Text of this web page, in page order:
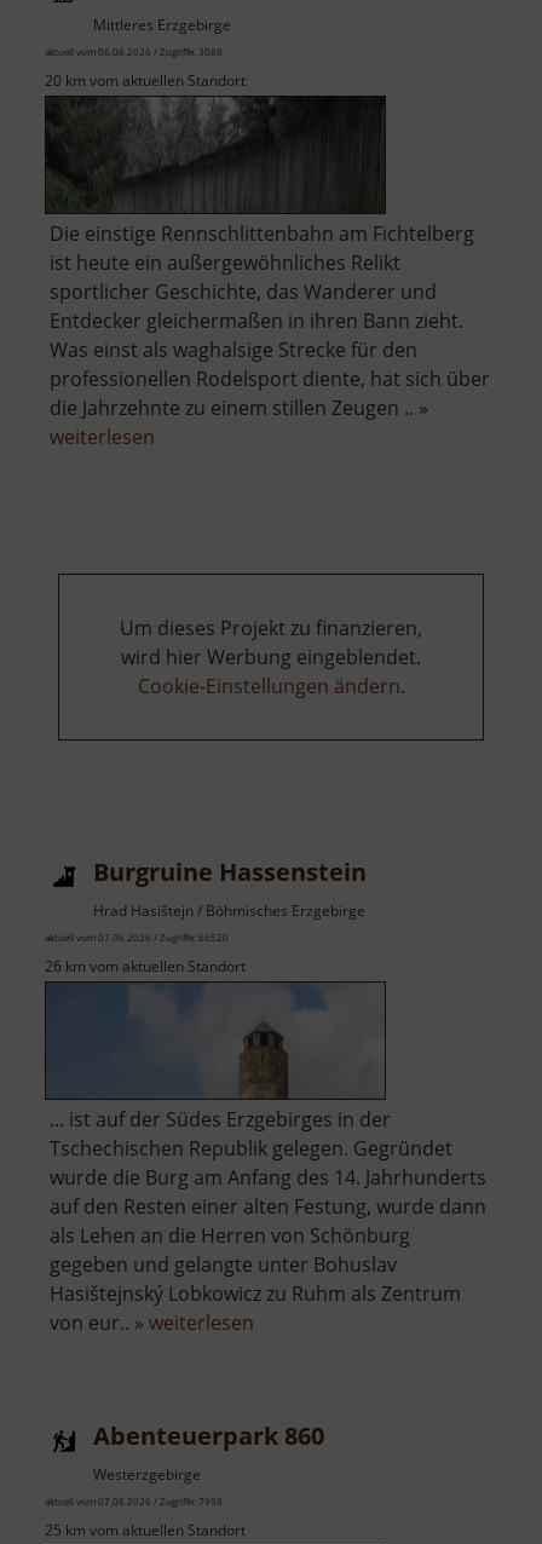
Mittleres Erzgebirge
aktuell vom 06.06.2026 / Zugriffe: 3088
20 km vom aktuellen Standort
Die einstige Rennschlittenbahn am Fichtelberg
ist heute ein außergewöhnliches Relikt
sportlicher Geschichte, das Wanderer und
Entdecker gleichermaßen in ihren Bann zieht.
Was einst als waghalsige Strecke für den
professionellen Rodelsport diente, hat sich über
die Jahrzehnte zu einem stillen Zeugen .. »
weiterlesen
Um dieses Projekt zu finanzieren,
wird hier Werbung eingeblendet.
Cookie-Einstellungen ändern.
Burgruine Hassenstein
Hrad Hasištejn / Böhmisches Erzgebirge
aktuell vom 07.06.2026 / Zugriffe: 66520
26 km vom aktuellen Standort
... ist auf der Südes Erzgebirges in der
Tschechischen Republik gelegen. Gegründet
wurde die Burg am Anfang des 14. Jahrhunderts
auf den Resten einer alten Festung, wurde dann
als Lehen an die Herren von Schönburg
gegeben und gelangte unter Bohuslav
Hasištejnský Lobkowicz zu Ruhm als Zentrum
von eur.. » weiterlesen
Abenteuerpark 860
Westerzgebirge
aktuell vom 07.06.2026 / Zugriffe: 7998
25 km vom aktuellen Standort